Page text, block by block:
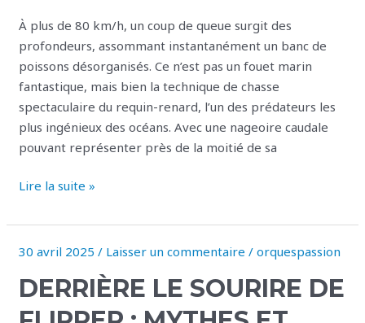
À plus de 80 km/h, un coup de queue surgit des
profondeurs, assommant instantanément un banc de
poissons désorganisés. Ce n’est pas un fouet marin
fantastique, mais bien la technique de chasse
spectaculaire du requin-renard, l’un des prédateurs les
plus ingénieux des océans. Avec une nageoire caudale
pouvant représenter près de la moitié de sa
océans
Lire la suite »
30 avril 2025/ Laisser un commentaire /orquespassion
DERRIÈRE LE SOURIRE DE
Derrière
sourire
de